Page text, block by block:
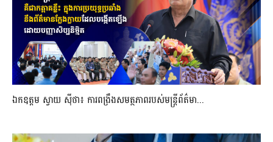
ឯកឧត្តម ស្វាយ ស៊ីថា៖ ការពង្រឹងសមត្ថភាពរបស់មន្ត្រីព័ត៌មា...